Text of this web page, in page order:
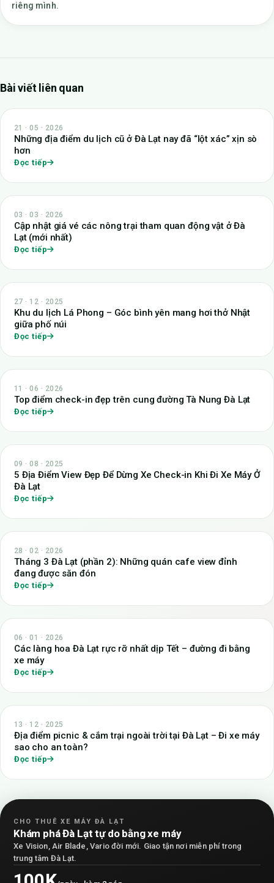
riêng mình.
Bài viết liên quan
21 · 05 · 2026
Những địa điểm du lịch cũ ở Đà Lạt nay đã “lột xác” xịn sò
hơn
Đọc tiếp
03 · 03 · 2026
Cập nhật giá vé các nông trại tham quan động vật ở Đà
Lạt (mới nhất)
Đọc tiếp
27 · 12 · 2025
Khu du lịch Lá Phong – Góc bình yên mang hơi thở Nhật
giữa phố núi
Đọc tiếp
11 · 06 · 2026
Top điểm check-in đẹp trên cung đường Tà Nung Đà Lạt
Đọc tiếp
09 · 08 · 2025
5 Địa Điểm View Đẹp Để Dừng Xe Check-in Khi Đi Xe Máy Ở
Đà Lạt
Đọc tiếp
28 · 02 · 2026
Tháng 3 Đà Lạt (phần 2): Những quán cafe view đỉnh
đang được săn đón
Đọc tiếp
06 · 01 · 2026
Các làng hoa Đà Lạt rực rỡ nhất dịp Tết – đường đi bằng
xe máy
Đọc tiếp
13 · 12 · 2025
Địa điểm picnic & cắm trại ngoài trời tại Đà Lạt – Đi xe máy
sao cho an toàn?
Đọc tiếp
CHO THUÊ XE MÁY ĐÀ LẠT
Khám phá Đà Lạt tự do bằng xe máy
Xe Vision, Air Blade, Vario đời mới. Giao tận nơi miễn phí trong
trung tâm Đà Lạt.